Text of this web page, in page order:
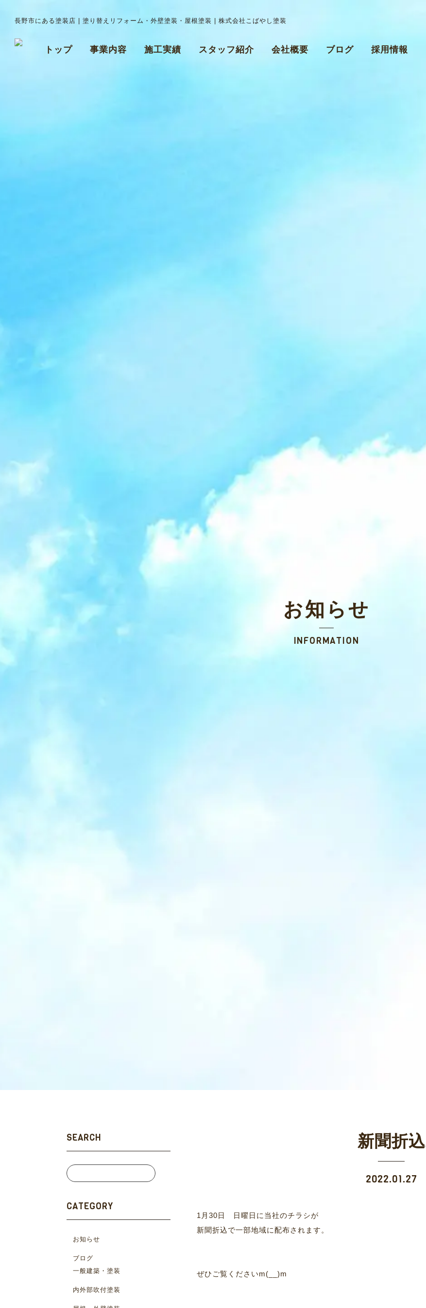
長野市にある塗装店 | 塗り替えリフォーム・外壁塗装・屋根塗装 | 株式会社こばやし塗装
トップ 事業内容 施工実績 スタッフ紹介 会社概要 ブログ 採用情報
お知らせ
INFORMATION
新聞折込
2022.01.27
1月30日 日曜日に当社のチラシが
新聞折込で一部地域に配布されます。
ぜひご覧くださいm(__)m
SEARCH
CATEGORY
お知らせ
ブログ
一般建築・塗装
内外部吹付塗装